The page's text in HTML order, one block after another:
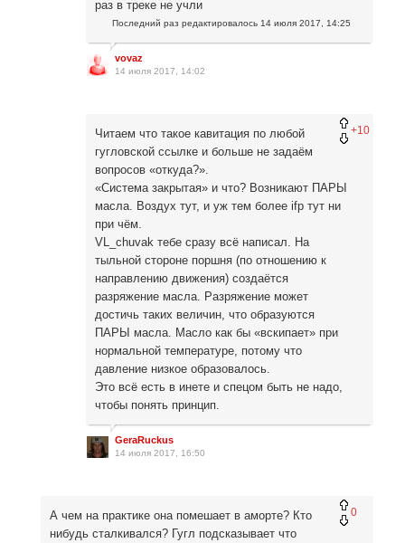
раз в треке не учли
Последний раз редактировалось 14 июля 2017, 14:25
vovaz
14 июля 2017, 14:02
+10
Читаем что такое кавитация по любой
гугловской ссылке и больше не задаём
вопросов «откуда?».
«Система закрытая» и что? Возникают ПАРЫ
масла. Воздух тут, и уж тем более ifp тут ни
при чём.
VL_chuvak тебе сразу всё написал. На
тыльной стороне поршня (по отношению к
направлению движения) создаётся
разряжение масла. Разряжение может
достичь таких величин, что образуются
ПАРЫ масла. Масло как бы «вскипает» при
нормальной температуре, потому что
давление низкое образовалось.
Это всё есть в инете и спецом быть не надо,
чтобы понять принцип.
GeraRuckus
14 июля 2017, 16:50
0
А чем на практике она помешает в аморте? Кто
нибудь сталкивался? Гугл подсказывает что